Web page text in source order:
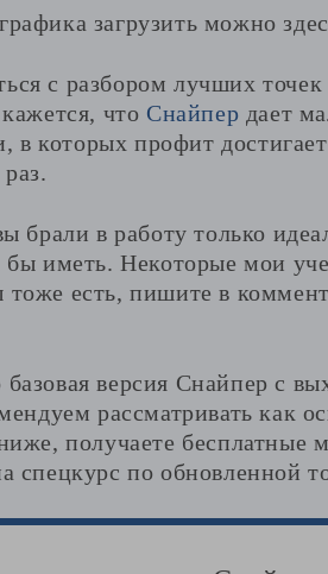
загрузить можно
с разбором лучших точек
что Снайпер дает
в которых профит
брали в работу только
иметь. Некоторые мои
есть, пишите в
версия Снайпер с
рассматривать как
получаете бесплатные
спецкурс по обновленной